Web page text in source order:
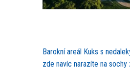
Barokní areál Kuks s
zde navíc narazíte na sochy